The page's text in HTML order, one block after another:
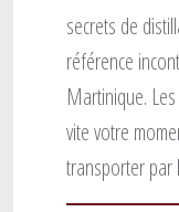
secrets de
référence
Martinique.
vite votre
transporter par